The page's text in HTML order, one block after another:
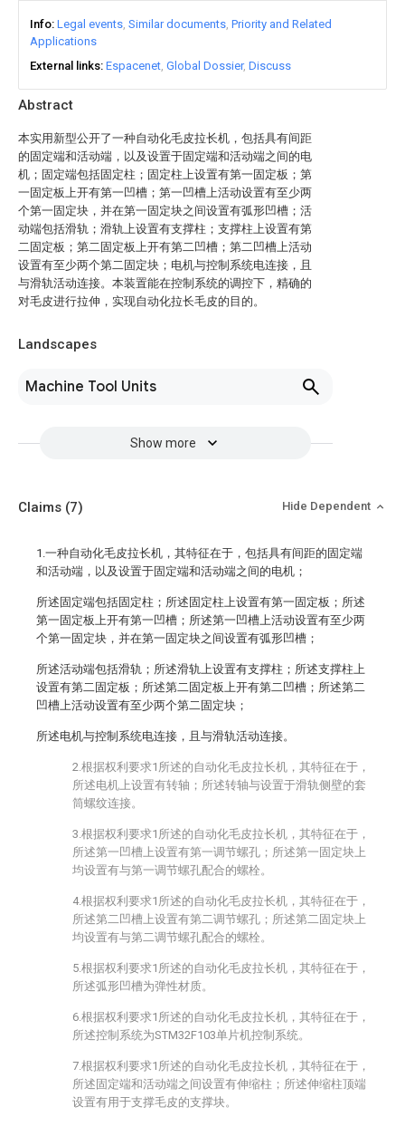
Abstract
本实用新型公开了一种自动化毛皮拉长机，包括具有间距
的固定端和活动端，以及设置于固定端和活动端之间的电
机；固定端包括固定柱；固定柱上设置有第一固定板；第
一固定板上开有第一凹槽；第一凹槽上活动设置有至少两
个第一固定块，并在第一固定块之间设置有弧形凹槽；活
动端包括滑轨；滑轨上设置有支撑柱；支撑柱上设置有第
二固定板；第二固定板上开有第二凹槽；第二凹槽上活动
设置有至少两个第二固定块；电机与控制系统电连接，且
与滑轨活动连接。本装置能在控制系统的调控下，精确的
对毛皮进行拉伸，实现自动化拉长毛皮的目的。
Landscapes
Machine Tool Units
Show more
Info Legal events Similar documents Priority and Related
Applications
External links Espacenet Global Dossier Discuss
Claims (7) Hide Dependent
1.一种自动化毛皮拉长机，其特征在于，包括具有间距的固定端
和活动端，以及设置于固定端和活动端之间的电机；
所述固定端包括固定柱；所述固定柱上设置有第一固定板；所述
第一固定板上开有第一凹槽；所述第一凹槽上活动设置有至少两
个第一固定块，并在第一固定块之间设置有弧形凹槽；
所述活动端包括滑轨；所述滑轨上设置有支撑柱；所述支撑柱上
设置有第二固定板；所述第二固定板上开有第二凹槽；所述第二
凹槽上活动设置有至少两个第二固定块；
所述电机与控制系统电连接，且与滑轨活动连接。
2.根据权利要求1所述的自动化毛皮拉长机，其特征在于，
所述电机上设置有转轴；所述转轴与设置于滑轨侧壁的套
筒螺纹连接。
3.根据权利要求1所述的自动化毛皮拉长机，其特征在于，
所述第一凹槽上设置有第一调节螺孔；所述第一固定块上
均设置有与第一调节螺孔配合的螺栓。
4.根据权利要求1所述的自动化毛皮拉长机，其特征在于，
所述第二凹槽上设置有第二调节螺孔；所述第二固定块上
均设置有与第二调节螺孔配合的螺栓。
5.根据权利要求1所述的自动化毛皮拉长机，其特征在于，
所述弧形凹槽为弹性材质。
6.根据权利要求1所述的自动化毛皮拉长机，其特征在于，
所述控制系统为STM32F103单片机控制系统。
7.根据权利要求1所述的自动化毛皮拉长机，其特征在于，
所述固定端和活动端之间设置有伸缩柱；所述伸缩柱顶端
设置有用于支撑毛皮的支撑块。